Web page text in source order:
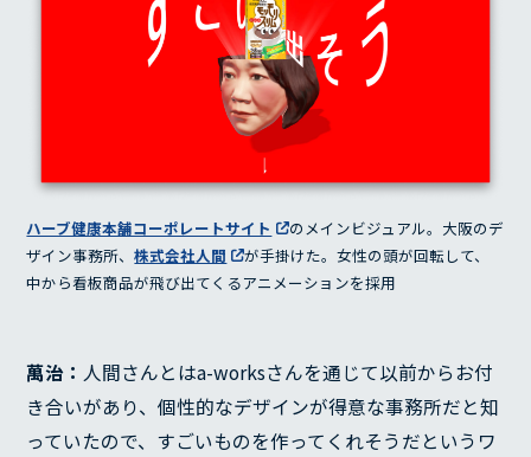
ハーブ健康本舗コーポレートサイト
のメインビジュアル。大阪のデ
ザイン事務所、株式会社人間
が手掛けた。女性の頭が回転して、
中から看板商品が飛び出てくるアニメーションを採用
萬治： 人間さんとはa-worksさんを通じて以前からお付
き合いがあり、個性的なデザインが得意な事務所だと知
っていたので、すごいものを作ってくれそうだというワ